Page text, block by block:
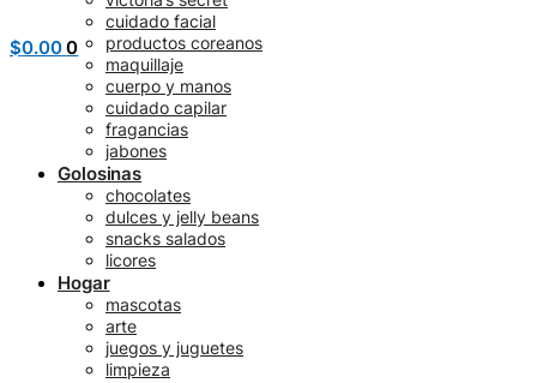
$0.00 0
cuidado facial
productos coreanos
maquillaje
cuerpo y manos
cuidado capilar
fragancias
jabones
Golosinas
chocolates
dulces y jelly beans
snacks salados
licores
Hogar
mascotas
arte
juegos y juguetes
limpieza